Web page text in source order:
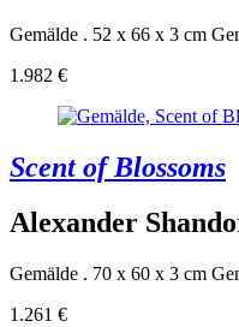
Gemälde . 52 x 66 x 3 cm
1.982 €
Scent of Blossoms
Alexander
Gemälde . 70 x 60 x 3 cm
1.261 €